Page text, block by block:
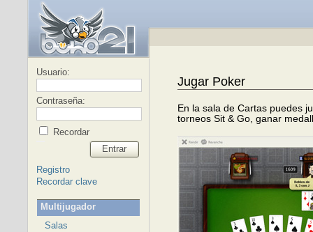
Usuario:
Contraseña:
Recordar
Entrar
Registro
Recordar clave
Multijugador
Salas
Jugar Poker
En la sala de Cartas puedes
torneos Sit & Go, ganar